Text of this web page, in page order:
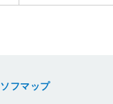
ソフマップ